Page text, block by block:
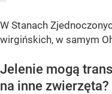
W Stanach
wirgińskich, w samym
Jelenie mogą
na inne zwierzęta?